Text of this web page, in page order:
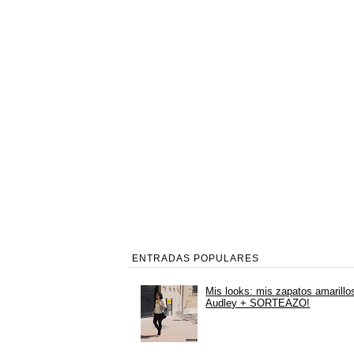
ENTRADAS POPULARES
Mis looks: mis zapatos
Audley + SORTEAZO!